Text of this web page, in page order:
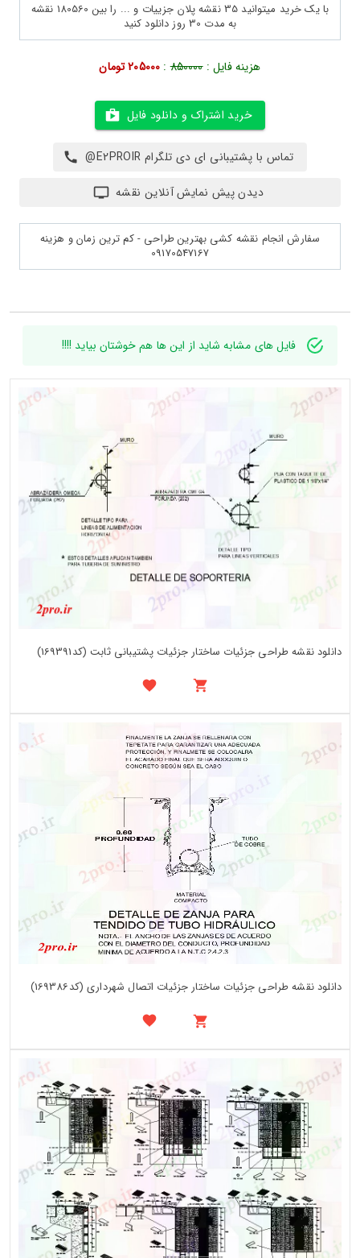
با یک خرید میتوانید 35 نقشه پلان جزییات و ... را بین 180560 نقشه
به مدت 30 روز دانلود کنید
هزینه فایل :850000
: 205000 تومان
خرید اشتراک و دانلود فایل
تماس با پشتیبانی ای دی تلگرام E2PROIR@
دیدن پیش نمایش آنلاین نقشه
سفارش انجام نقشه کشی بهترین طراحی - کم ترین زمان و هزینه
09170547167
فایل های مشابه شاید از این ها هم خوشتان بیاید !!!!
دانلود نقشه طراحی جزئیات ساختار جزئیات پشتیبانی ثابت (کد169391)
دانلود نقشه طراحی جزئیات ساختار جزئیات اتصال شهرداری (کد169386)